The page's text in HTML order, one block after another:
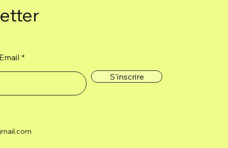
S'inscrire